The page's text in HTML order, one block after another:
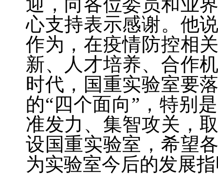
心支持表示感谢。他
作为，在疫情防控相
新、人才培养、合作
时代，国重实验室要
的“四个面向”，特别
准发力、集智攻关，
设国重实验室，希望
为实验室今后的发展